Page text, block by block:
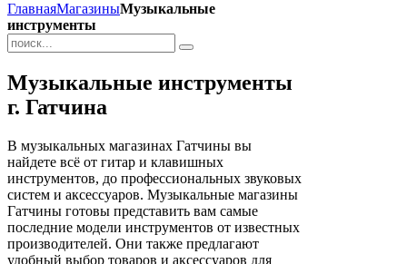
ГлавнаяМагазиныМузыкальные
инструменты
Музыкальные инструменты
г. Гатчина
В музыкальных магазинах Гатчины вы
найдете всё от гитар и клавишных
инструментов, до профессиональных звуковых
систем и аксессуаров. Музыкальные магазины
Гатчины готовы представить вам самые
последние модели инструментов от известных
производителей. Они также предлагают
удобный выбор товаров и аксессуаров для